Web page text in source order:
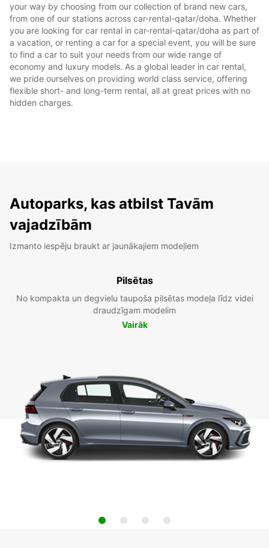
your way by choosing from our collection of brand new cars,
from one of our stations across car-rental-qatar/doha. Whether
you are looking for car rental in car-rental-qatar/doha as part of
a vacation, or renting a car for a special event, you will be sure
to find a car to suit your needs from our wide range of
economy and luxury models. As a global leader in car rental,
we pride ourselves on providing world class service, offering
flexible short- and long-term rental, all at great prices with no
hidden charges.
Autoparks, kas atbilst Tavām
vajadzībām
Izmanto iespēju braukt ar jaunākajiem modeļiem
Pilsētas
No kompakta un degvielu taupoša pilsētas modeļa līdz videi
draudzīgam modelim
Vairāk